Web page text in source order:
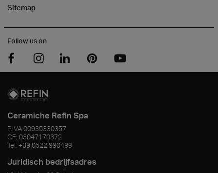
Sitemap
Follow us on
Ceramiche Refin Spa
P.IVA00935330357
CF: 03047170372
Tel. +39 0522 990499
Juridisch bedrijfsadres